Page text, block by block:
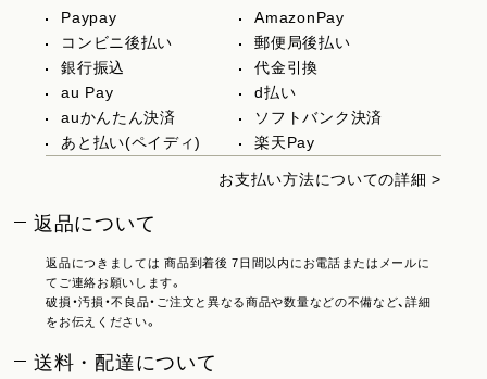
Paypay
AmazonPay
コンビニ後払い
郵便局後払い
銀行振込
代金引換
au Pay
d払い
auかんたん決済
ソフトバンク決済
あと払い(ペイディ)
楽天Pay
お支払い方法についての詳細 >
返品について
返品につきましては 商品到着後 7日間以内にお電話またはメールに
てご連絡お願いします。
破損・汚損・不良品・ご注文と異なる商品や数量などの不備など、詳細
をお伝えください。
送料・配達について